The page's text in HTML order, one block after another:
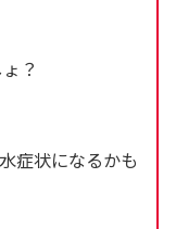
？
症状になるかも